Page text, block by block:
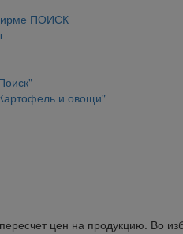
ПОИСК
и овощи"
цен на продукцию. Во